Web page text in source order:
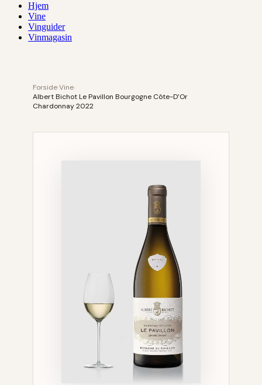
Hjem
Vine
Vinguider
Vinmagasin
ForsideVine
Albert Bichot Le Pavillon Bourgogne Côte-D’Or
Chardonnay 2022